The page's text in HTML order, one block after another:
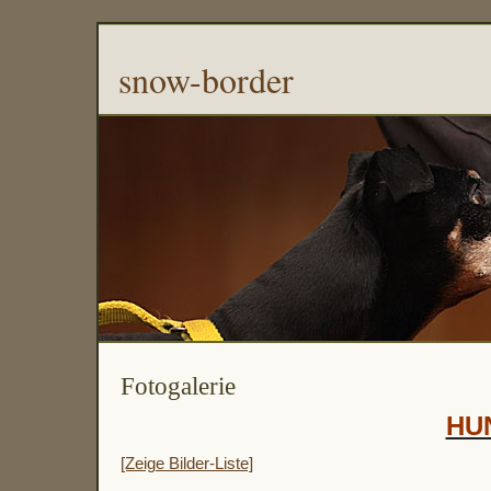
snow-border
Fotogalerie
[Zeige Bilder-Liste]